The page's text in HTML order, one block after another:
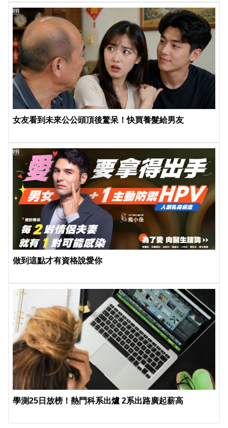
女友看到未來公公頭頂後驚呆！快買養髮給男友
PR
做到這點才有資格說愛你
PR
學測25日放榜！熱門科系出爐 2系出路廣起薪高